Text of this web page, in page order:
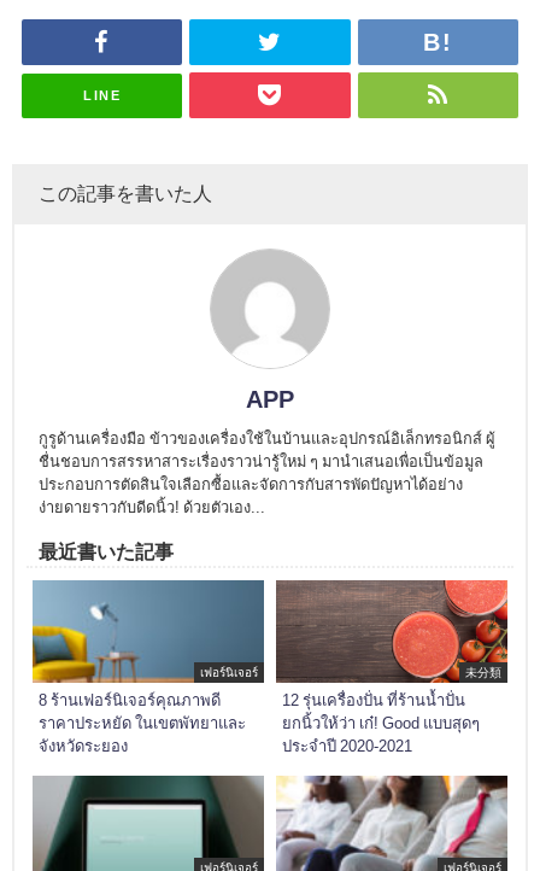
LINE
この記事を書いた人
APP
กูรูด้านเครื่องมือ ข้าวของเครื่องใช้ในบ้านและอุปกรณ์อิเล็กทรอนิกส์ ผู้
ชื่นชอบการสรรหาสาระเรื่องราวน่ารู้ใหม่ ๆ มานำเสนอเพื่อเป็นข้อมูล
ประกอบการตัดสินใจเลือกซื้อและจัดการกับสารพัดปัญหาได้อย่าง
ง่ายดายราวกับดีดนิ้ว! ด้วยตัวเอง...
最近書いた記事
เฟอร์นิเจอร์
8 ร้านเฟอร์นิเจอร์คุณภาพดี
ราคาประหยัด ในเขตพัทยาและ
จังหวัดระยอง
未分類
12 รุ่นเครื่องปั่น ที่ร้านน้ำปั่น
ยกนิ้วให้ว่า เก๋! Good แบบสุดๆ
ประจำปี 2020-2021
เฟอร์นิเจอร์ เฟอร์นิเจอร์